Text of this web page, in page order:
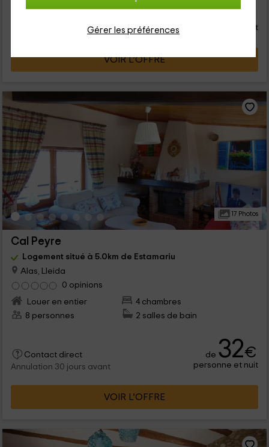
Gérer les préférences
Annulation 30 jours avant
32
personne et nuit
VOIR L’OFFRE
17 Photos
Cal Peyre
Logement situé à 5.0km de Estamariu
Alas, Lleida
0 opinions
Louer en entier
4 chambres
8 personnes
2 salles de bain
Contact direct
Annulation 30 jours avant
de 32€
personne et nuit
VOIR L’OFFRE